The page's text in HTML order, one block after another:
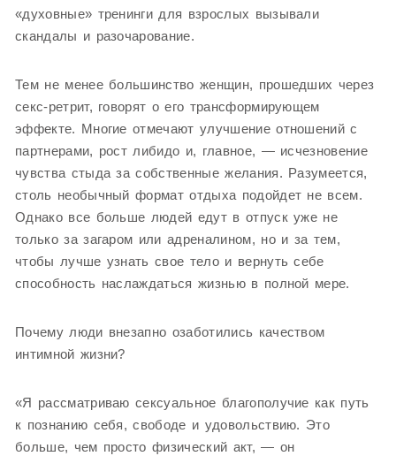
«духовные» тренинги для взрослых вызывали
скандалы и разочарование.
Тем не менее большинство женщин, прошедших через
секс-ретрит, говорят о его трансформирующем
эффекте. Многие отмечают улучшение отношений с
партнерами, рост либидо и, главное, — исчезновение
чувства стыда за собственные желания. Разумеется,
столь необычный формат отдыха подойдет не всем.
Однако все больше людей едут в отпуск уже не
только за загаром или адреналином, но и за тем,
чтобы лучше узнать свое тело и вернуть себе
способность наслаждаться жизнью в полной мере.
Почему люди внезапно озаботились качеством
интимной жизни?
«Я рассматриваю сексуальное благополучие как путь
к познанию себя, свободе и удовольствию. Это
больше, чем просто физический акт, — он